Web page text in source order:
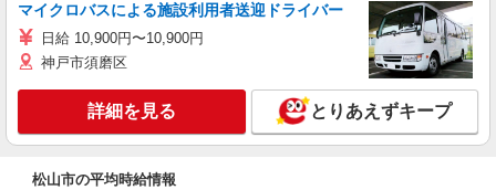
マイクロバスによる施設利用者送迎ドライバー
日給 10,900円〜10,900円
神戸市須磨区
詳細を見る とりあえずキープ
松山市の平均時給情報